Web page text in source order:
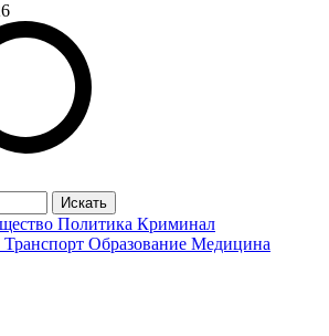
Политика Криминал
Транспорт Образование Медицина